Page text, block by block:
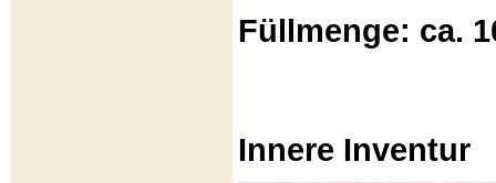
Füllmenge: ca.
Innere Inventur